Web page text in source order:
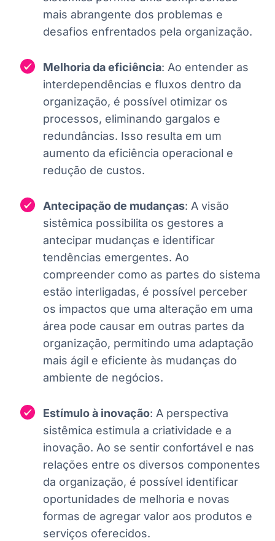
mais abrangente dos problemas e
desafios enfrentados pela organização.
Melhoria da eficiência: Ao entender as
interdependências e fluxos dentro da
organização, é possível otimizar os
processos, eliminando gargalos e
redundâncias. Isso resulta em um
aumento da eficiência operacional e
redução de custos.
Antecipação de mudanças: A visão
sistêmica possibilita os gestores a
antecipar mudanças e identificar
tendências emergentes. Ao
compreender como as partes do sistema
estão interligadas, é possível perceber
os impactos que uma alteração em uma
área pode causar em outras partes da
organização, permitindo uma adaptação
mais ágil e eficiente às mudanças do
ambiente de negócios.
Estímulo à inovação: A perspectiva
sistêmica estimula a criatividade e a
inovação. Ao se sentir confortável e nas
relações entre os diversos componentes
da organização, é possível identificar
oportunidades de melhoria e novas
formas de agregar valor aos produtos e
serviços oferecidos.